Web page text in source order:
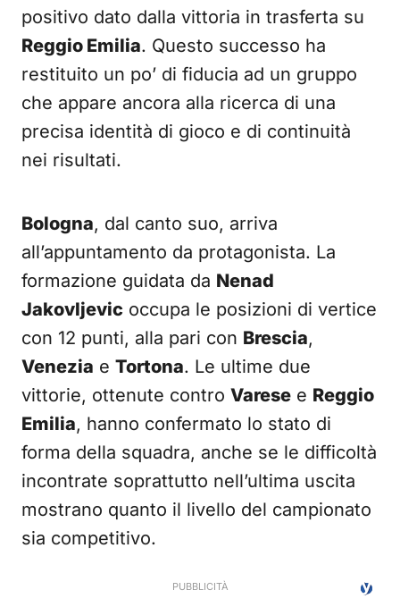
positivo dato dalla vittoria in trasferta su
Reggio Emilia. Questo successo ha
restituito un po’ di fiducia ad un gruppo
che appare ancora alla ricerca di una
precisa identità di gioco e di continuità
nei risultati.
Bologna, dal canto suo, arriva
all’appuntamento da protagonista. La
formazione guidata da Nenad
Jakovljevic occupa le posizioni di vertice
con 12 punti, alla pari con Brescia,
Venezia e Tortona. Le ultime due
vittorie, ottenute contro Varese e Reggio
Emilia, hanno confermato lo stato di
forma della squadra, anche se le difficoltà
incontrate soprattutto nell’ultima uscita
mostrano quanto il livello del campionato
sia competitivo.